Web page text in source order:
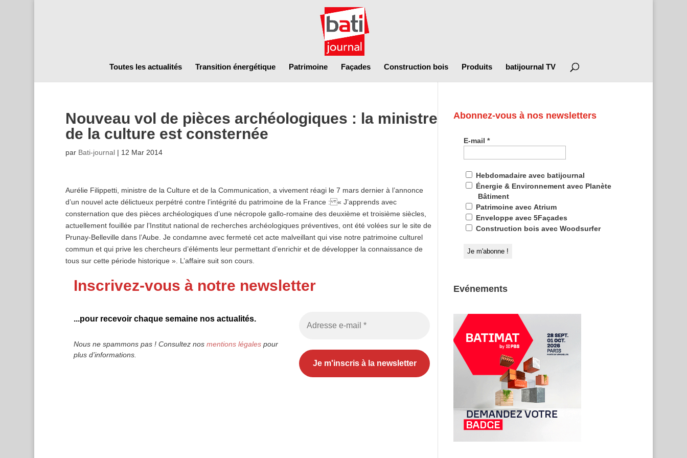
Toutes les actualités Transition énergétique Patrimoine Façades Construction bois Produits batijournal TV
Nouveau vol de pièces archéologiques : la ministre
de la culture est consternée
par Bati-journal| 12 Mar 2014
Aurélie Filippetti, ministre de la Culture et de la Communication, a vivement réagi le 7 mars dernier à l’annonce
d’un nouvel acte délictueux perpétré contre l’intégrité du patrimoine de la France : « J’apprends avec
consternation que des pièces archéologiques d’une nécropole gallo-romaine des deuxième et troisième siècles,
actuellement fouillée par l’Institut national de recherches archéologiques préventives, ont été volées sur le site de
Prunay-Belleville dans l’Aube. Je condamne avec fermeté cet acte malveillant qui vise notre patrimoine culturel
commun et qui prive les chercheurs d’éléments leur permettant d’enrichir et de développer la connaissance de
tous sur cette période historique ». L’affaire suit son cours.
Inscrivez-vous à notre newsletter
...pour recevoir chaque semaine nos actualités.
Nous ne spammons pas ! Consultez nos mentions légalespour
plus d’informations.
Abonnez-vous à nos newsletters
E-mail*
Hebdomadaire avec batijournal
Énergie & Environnement avec Planète
Bâtiment
Patrimoine avec Atrium
Enveloppe avec 5Façades
Construction bois avec Woodsurfer
Evénements